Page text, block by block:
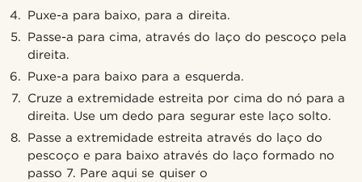
Puxe-a para baixo, para a direita.
Passe-a para cima, através do laço do pescoço pela
direita.
Puxe-a para baixo para a esquerda.
Cruze a extremidade estreita por cima do nó para a
direita. Use um dedo para segurar este laço solto.
Passe a extremidade estreita através do laço do
pescoço e para baixo através do laço formado no
passo 7. Pare aqui se quiser o